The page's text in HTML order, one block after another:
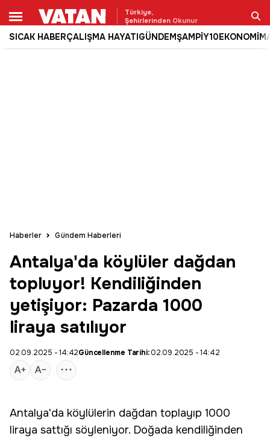
Türkiye,
Şehirlerinden Okunur
SICAK HABERÇALIŞMA HAYATIGÜNDEMŞAMPİY10EKONOMİ
Ara
Haberler Gündem Haberleri
Antalya'da köylüler dağdan
topluyor! Kendiliğinden
yetişiyor: Pazarda 1000
liraya satılıyor
02.09.2025 - 14:42Güncellenme Tarihi:02.09.2025 - 14:42
Antalya'da köylülerin dağdan toplayıp 1000
liraya sattığı söyleniyor. Doğada kendiliğinden